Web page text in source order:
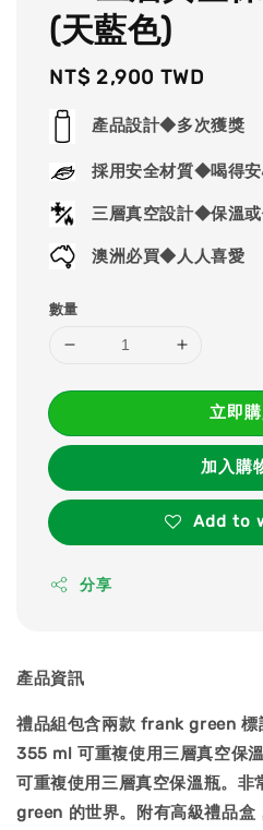
(天藍色)
Regular
price
NT$ 2,900 TWD
產品設計◆多次獲獎
採用安全材質◆喝得
三層真空設計◆保溫
澳洲必買◆人人喜愛
數量
立即
加入購
Add to
分享
產品資訊
禮品組包含兩款 frank green
355 ml 可重複使用三層真空保
可重複使用三層真空保溫瓶。
green 的世界。附有高級禮品盒